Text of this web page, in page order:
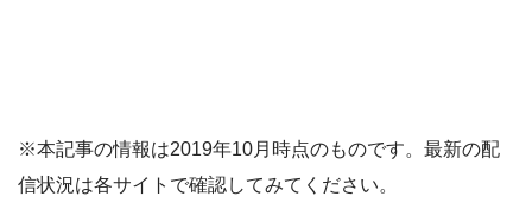
※本記事の情報は2019年10月時点のものです。最新の配
信状況は各サイトで確認してみてください。